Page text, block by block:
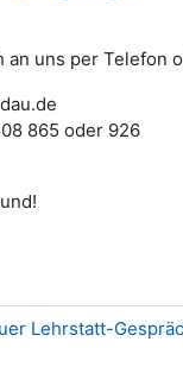
uns per Telefon
865 oder 926
Lehrstatt-